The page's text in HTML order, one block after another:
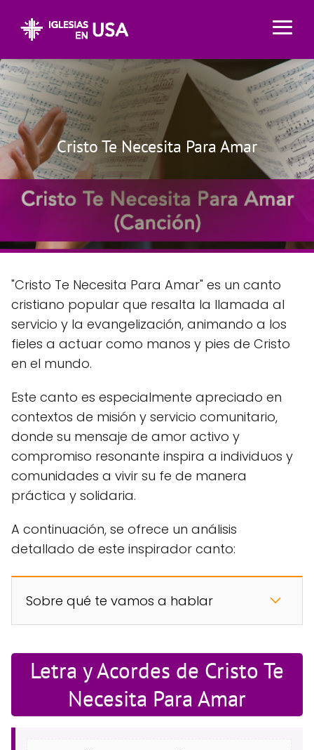
Cristo Te Necesita Para Amar
"Cristo Te Necesita Para Amar" es un canto
cristiano popular que resalta la llamada al
servicio y la evangelización, animando a los
fieles a actuar como manos y pies de Cristo
en el mundo.
Este canto es especialmente apreciado en
contextos de misión y servicio comunitario,
donde su mensaje de amor activo y
compromiso resonante inspira a individuos y
comunidades a vivir su fe de manera
práctica y solidaria.
A continuación, se ofrece un análisis
detallado de este inspirador canto:
Sobre qué te vamos a hablar
Letra y Acordes de Cristo Te
Necesita Para Amar